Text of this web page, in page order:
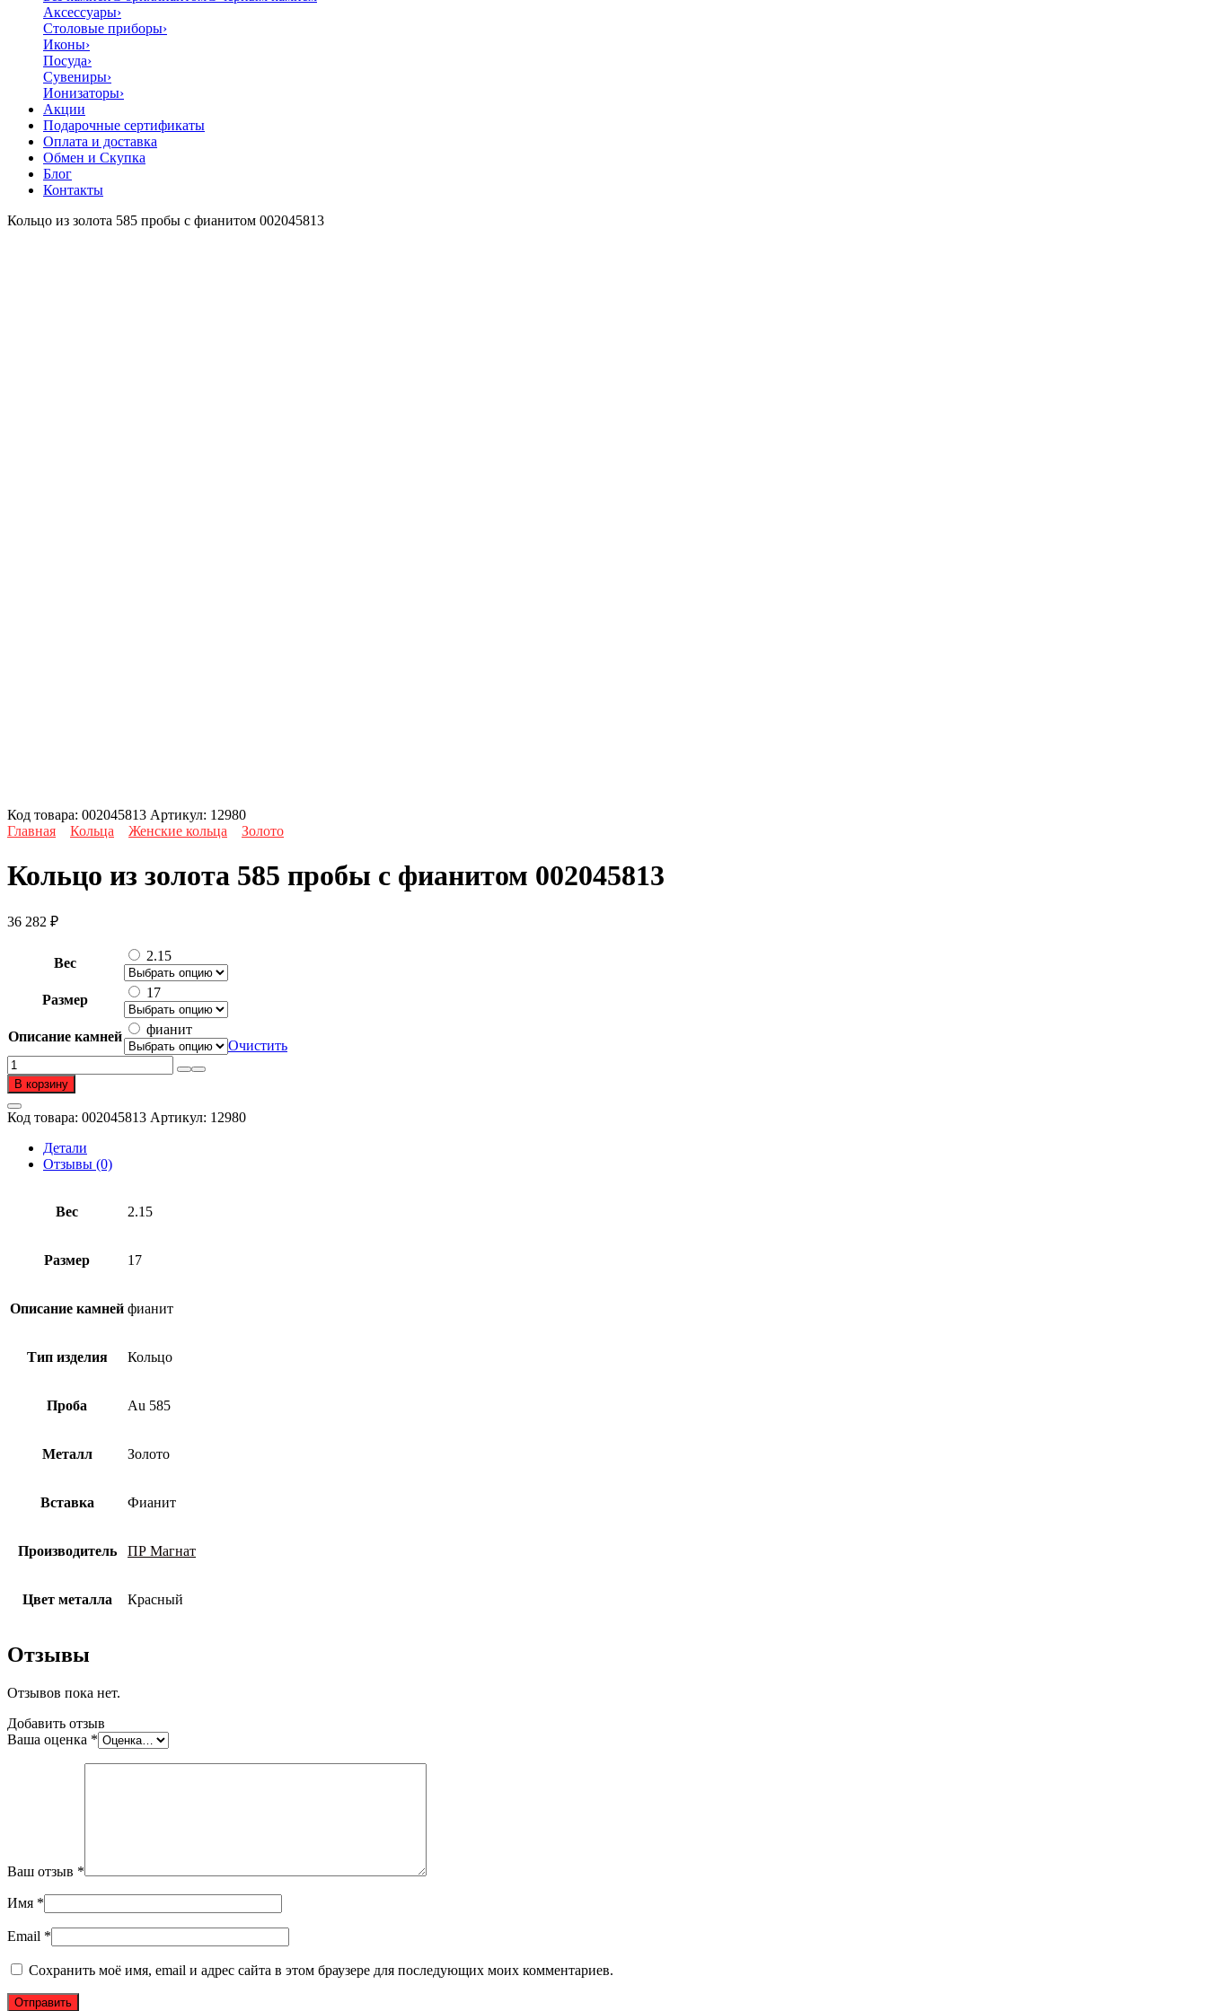
Аксессуары›
Столовые приборы›
Иконы›
Посуда›
Сувениры›
Ионизаторы›
Акции
Подарочные сертификаты
Оплата и доставка
Обмен и Скупка
Блог
Контакты
Кольцо из золота 585 пробы с фианитом 002045813
Код товара: 002045813 Артикул: 12980
Главная
Кольца Женские кольца Золото
Кольцо из золота 585 пробы с фианитом 002045813
36 282 ₽
Вес 2.15
Размер 17
Описание камней
фианит
Очистить
Количество
товара
Кольцо
из
золота
пробы
В корзину
Код товара: 002045813 Артикул: 12980
Детали
Отзывы (0)
Вес 2.15
Размер 17
Описание камней фианит
Тип изделия Кольцо
Проба Au 585
Металл Золото
Вставка Фианит
Производитель ПР Магнат
Цвет металла Красный
Отзывы
Отзывов пока нет.
Добавить отзыв
Ваша оценка *
Ваш отзыв *
Имя *
Email *
Сохранить моё имя, email и адрес сайта в этом браузере для последующих моих комментариев.